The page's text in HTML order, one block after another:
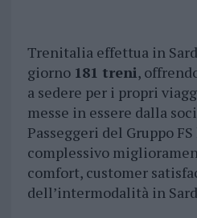
Trenitalia effettua in
giorno 181 treni,
a sedere per i propri
messe in essere dalla
Passeggeri del Gruppo
complessivo
comfort, customer
dell’intermodalità in